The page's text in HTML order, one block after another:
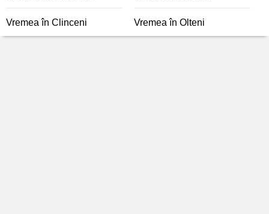
Vremea în Clinceni Vremea în Olteni